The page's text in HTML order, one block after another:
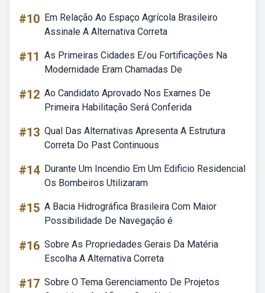
#10 Em Relação Ao Espaço Agrícola Brasileiro
Assinale A Alternativa Correta
#11 As Primeiras Cidades E/ou Fortificações Na
Modernidade Eram Chamadas De
#12 Ao Candidato Aprovado Nos Exames De
Primeira Habilitação Será Conferida
#13 Qual Das Alternativas Apresenta A Estrutura
Correta Do Past Continuous
#14 Durante Um Incendio Em Um Edificio Residencial
Os Bombeiros Utilizaram
#15 A Bacia Hidrográfica Brasileira Com Maior
Possibilidade De Navegação é
#16 Sobre As Propriedades Gerais Da Matéria
Escolha A Alternativa Correta
#17 Sobre O Tema Gerenciamento De Projetos